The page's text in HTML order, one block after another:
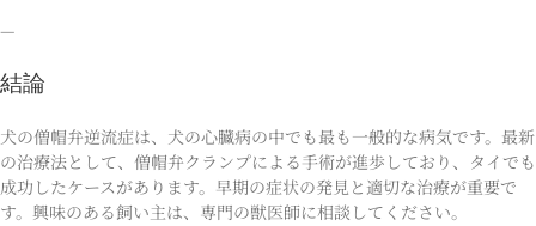
—
結論
犬の僧帽弁逆流症は、犬の心臓病の中でも最も一般的な病気です。最新
の治療法として、僧帽弁クランプによる手術が進歩しており、タイでも
成功したケースがあります。早期の症状の発見と適切な治療が重要で
す。興味のある飼い主は、専門の獣医師に相談してください。